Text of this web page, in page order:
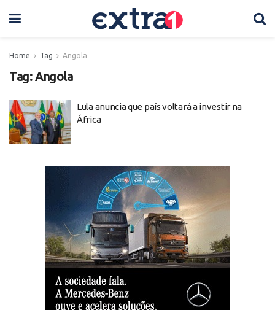
Home Tag Angola
Tag:Angola
Lula anuncia que país voltará a investir na
África